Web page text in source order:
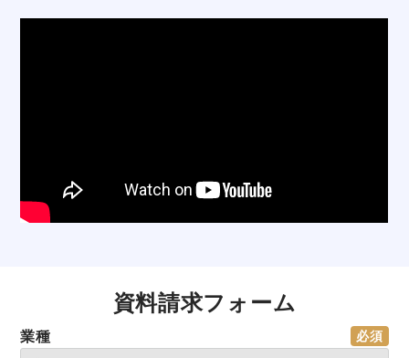
資料請求フォーム
業種